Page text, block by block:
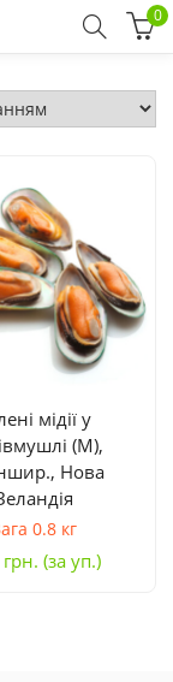
0
мідії у
(М),
Нова
0.8 кг
грн. (за уп.)